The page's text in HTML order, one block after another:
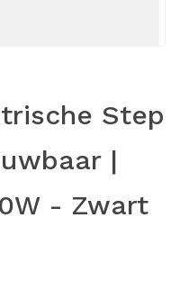
Step
|
- Zwart